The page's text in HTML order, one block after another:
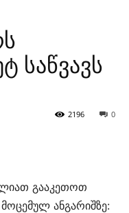
საწვავს
0
2196
გააკეთოთ
ანგარიშზე: